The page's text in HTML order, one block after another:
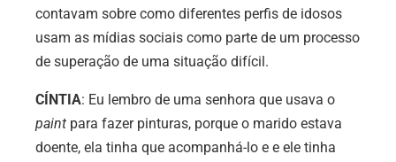
contavam sobre como diferentes perfis de idosos
usam as mídias sociais como parte de um processo
de superação de uma situação difícil.
CÍNTIA: Eu lembro de uma senhora que usava o
paint para fazer pinturas, porque o marido estava
doente, ela tinha que acompanhá-lo e e ele tinha